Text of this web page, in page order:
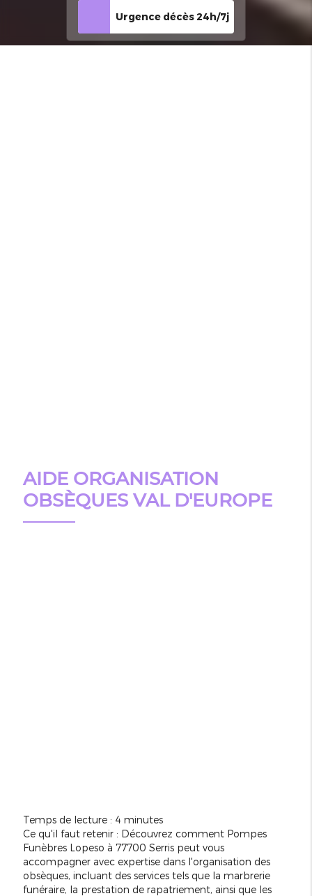
Urgence décès 24h/7j
AIDE ORGANISATION
OBSÈQUES VAL D'EUROPE
Temps de lecture : 4 minutes
Ce qu'il faut retenir : Découvrez comment Pompes
Funèbres Lopeso à 77700 Serris peut vous
accompagner avec expertise dans l'organisation des
obsèques, incluant des services tels que la marbrerie
funéraire, la prestation de rapatriement, ainsi que les